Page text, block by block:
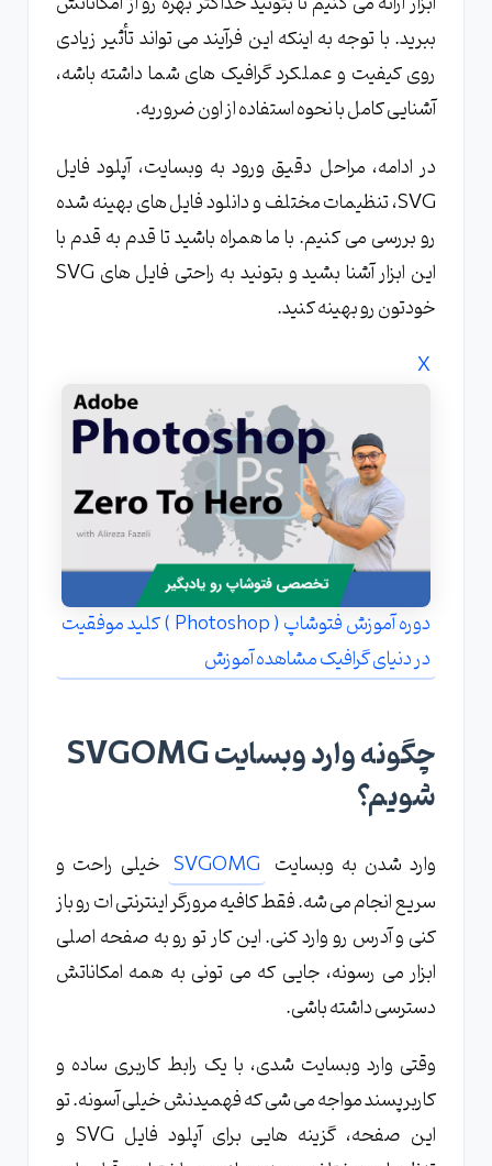
ببرید. با توجه به اینکه این فرآیند می تواند تأثیر زیادی
روی کیفیت و عملکرد گرافیک های شما داشته باشه،
آشنایی کامل با نحوه استفاده از اون ضروریه.
در ادامه، مراحل دقیق ورود به وبسایت، آپلود فایل
SVG، تنظیمات مختلف و دانلود فایل های بهینه شده
رو بررسی می کنیم. با ما همراه باشید تا قدم به قدم با
این ابزار آشنا بشید و بتونید به راحتی فایل های SVG
خودتون رو بهینه کنید.
X
دوره آموزش فتوشاپ ( Photoshop ) کلید موفقیت
در دنیای گرافیک مشاهده آموزش
چگونه وارد وبسایت SVGOMG
شویم؟
وارد شدن به وبسایت SVGOMG خیلی راحت و
سریع انجام می شه. فقط کافیه مرورگر اینترنتی ات رو باز
کنی و آدرس رو وارد کنی. این کار تو رو به صفحه اصلی
ابزار می رسونه، جایی که می تونی به همه امکاناتش
دسترسی داشته باشی.
وقتی وارد وبسایت شدی، با یک رابط کاربری ساده و
کاربرپسند مواجه می شی که فهمیدنش خیلی آسونه. تو
این صفحه، گزینه هایی برای آپلود فایل SVG و